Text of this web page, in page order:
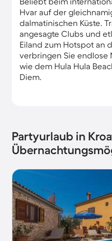
Hvar auf der
dalmatinischen Küste.
angesagte Clubs und
Eiland zum Hotspot an
verbringen Sie endlose
wie dem Hula Hula
Diem.
Partyurlaub in